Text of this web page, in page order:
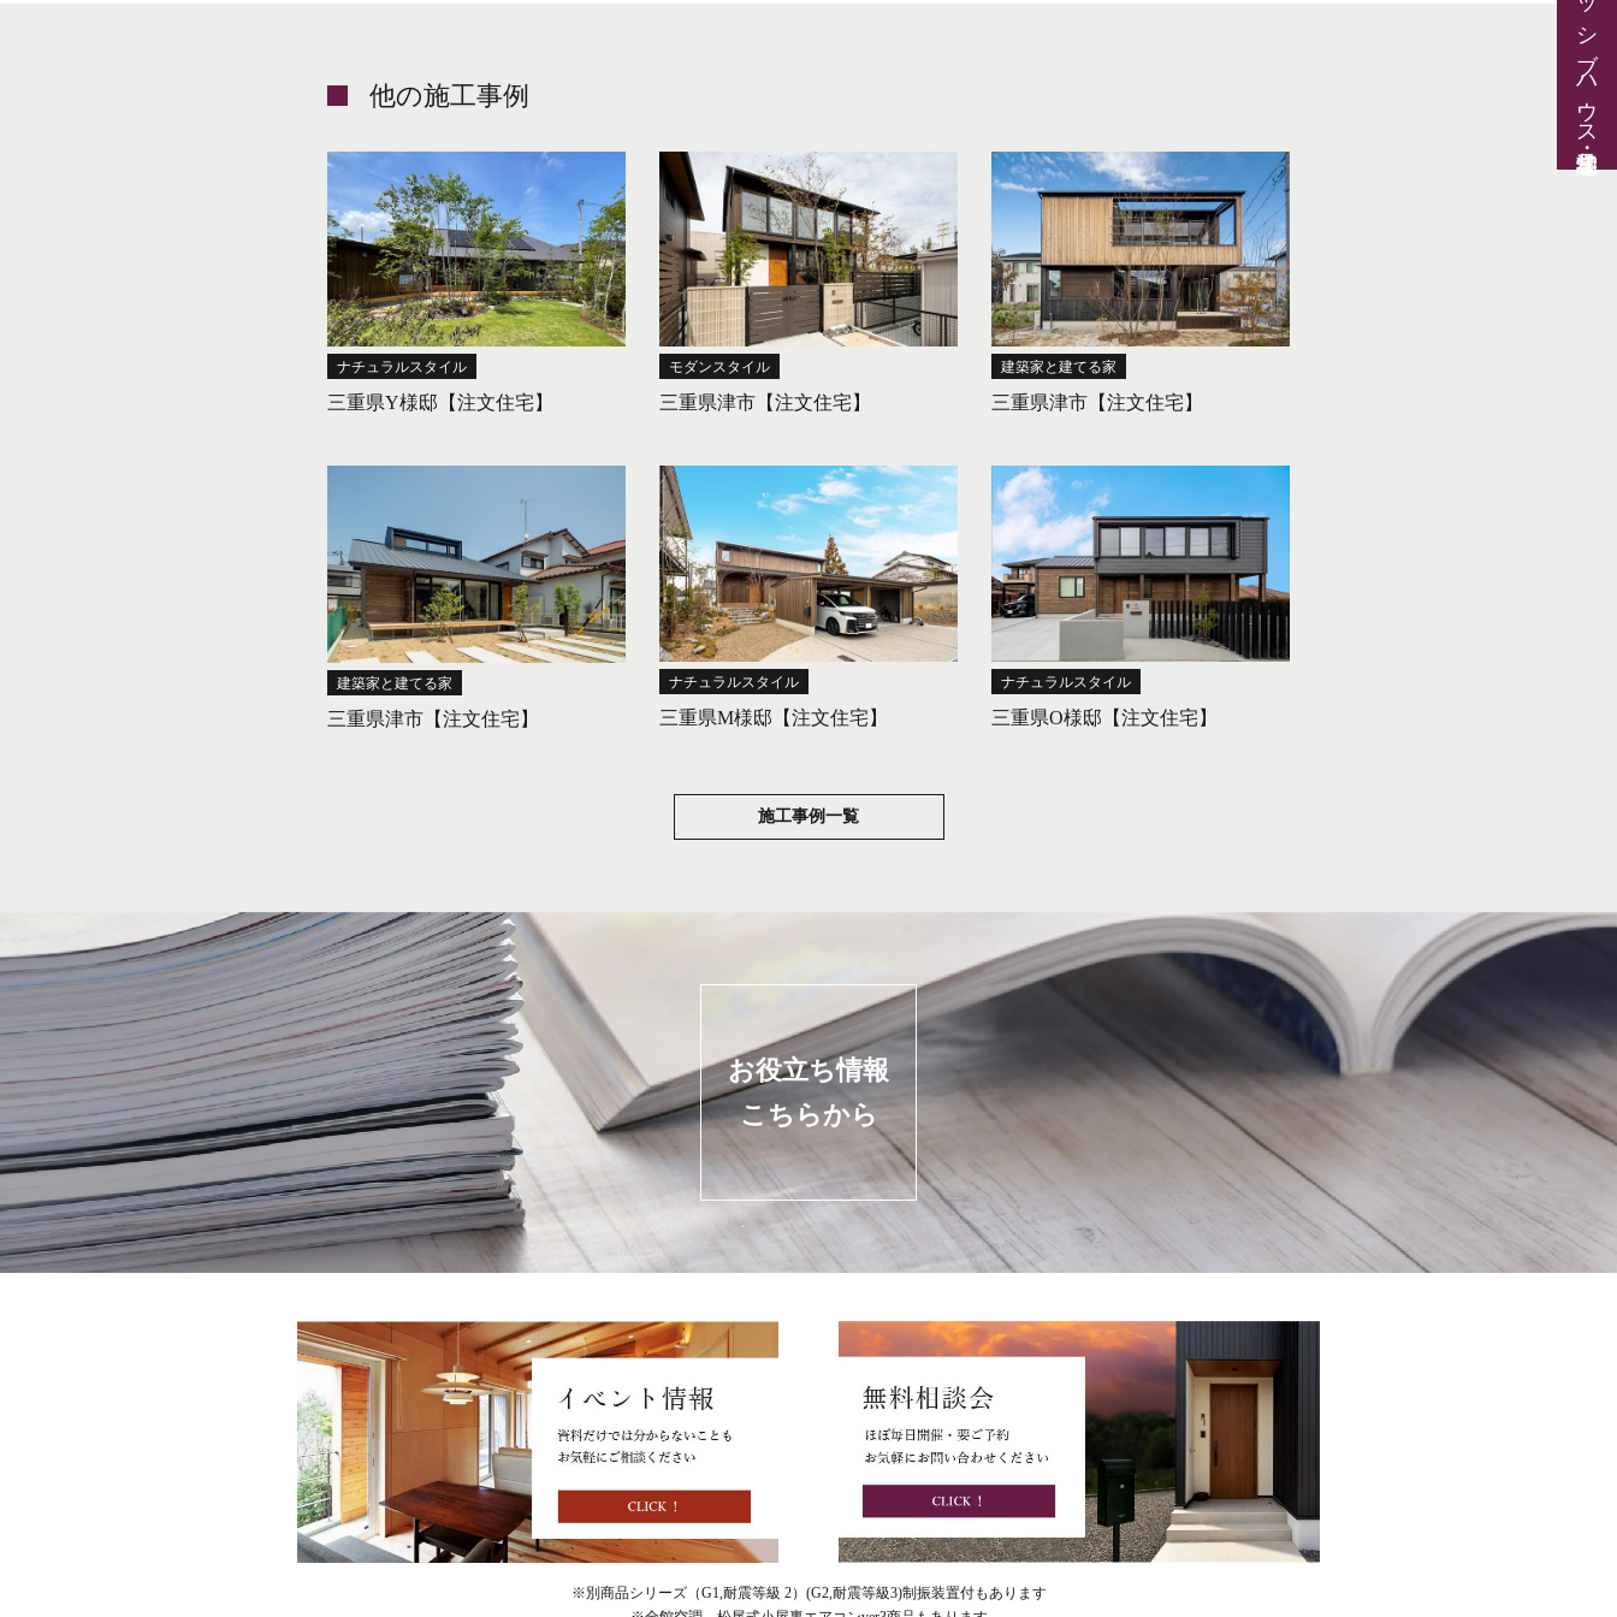
パッシブハウス見学・住宅相談
他の施工事例
ナチュラルスタイル
三重県Y様邸【注文住宅】
モダンスタイル
三重県津市【注文住宅】
建築家と建てる家
三重県津市【注文住宅】
建築家と建てる家
三重県津市【注文住宅】
ナチュラルスタイル
三重県M様邸【注文住宅】
ナチュラルスタイル
三重県O様邸【注文住宅】
施工事例一覧
お役立ち情報
こちらから
※別商品シリーズ（G1,耐震等級 2）(G2,耐震等級3)制振装置付もあります